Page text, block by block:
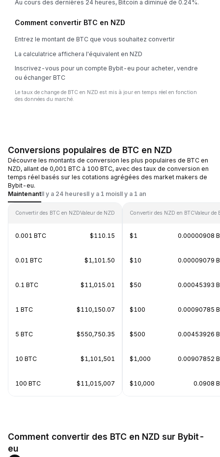
Au cours des dernières 24 heures, Bitcoin a diminué de 0.24%.
Comment convertir BTC en NZD
Entrez le montant de BTC que vous souhaitez convertir
La calculatrice affichera l'équivalent en NZD
Inscrivez-vous pour un compte Bybit-eu pour acheter, vendre
ou échanger BTC
Le taux de change de BTC en NZD est mis à jour en temps réel en fonction
des données du marché.
Conversions populaires de BTC en NZD
Découvre les montants de conversion les plus populaires de BTC en
NZD, allant de 0,001 BTC à 100 BTC, avec des taux de conversion en
temps réel basés sur les cotations agrégées des market makers de
Bybit-eu.
MaintenantIl y a 24 heuresIl y a 1 moisIl y a 1 an
Convertir des BTC en NZDValeur de NZD
0.001 BTC $110.15
0.01 BTC $1,101.50
0.1 BTC $11,015.01
1 BTC $110,150.07
5 BTC $550,750.35
10 BTC $1,101,501
100 BTC $11,015,007
Convertir des NZD en BTCValeur de
$1 0.00000908
$10 0.00009079
$50 0.00045393
$100 0.00090785
$500 0.00453926
$1,000 0.00907852
$10,000 0.0908
Comment convertir des BTC en NZD sur Bybit-
eu